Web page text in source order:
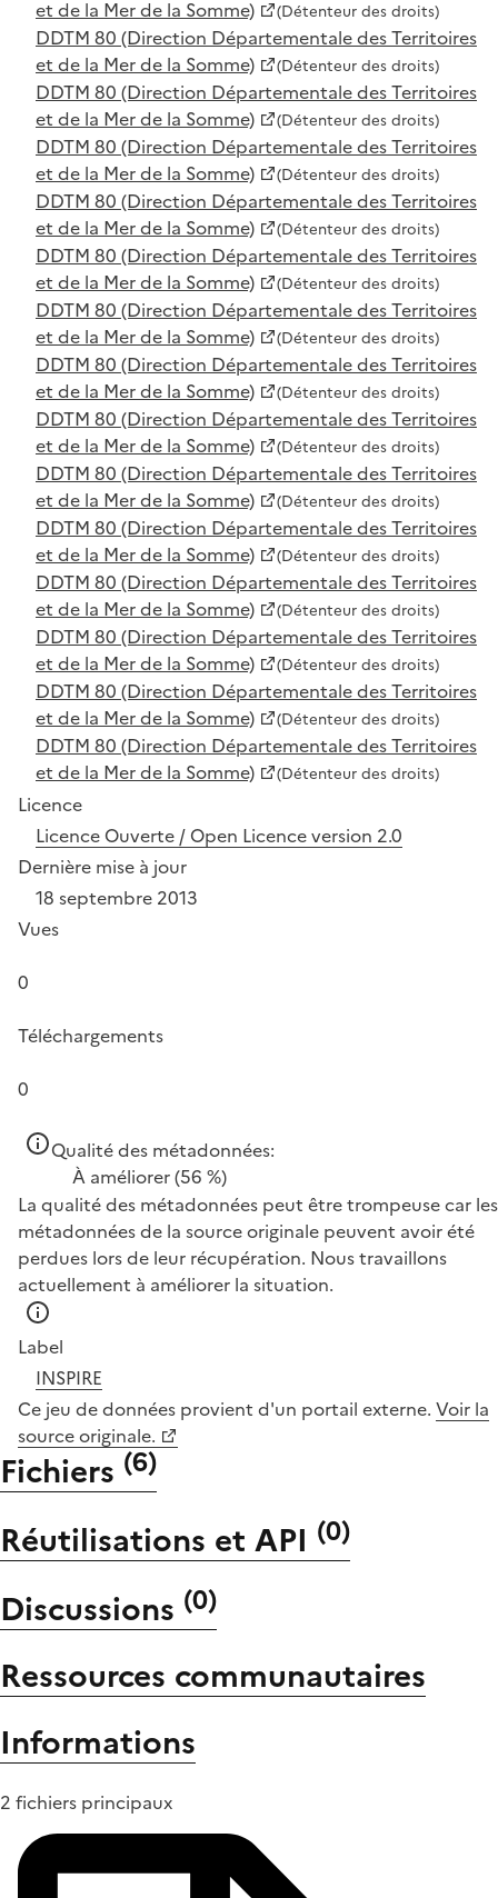
et de la Mer de la Somme) (Détenteur des droits)
DDTM 80 (Direction Départementale des Territoires
et de la Mer de la Somme)
(Détenteur des droits)
DDTM 80 (Direction Départementale des Territoires
et de la Mer de la Somme)
(Détenteur des droits)
DDTM 80 (Direction Départementale des Territoires
et de la Mer de la Somme)
(Détenteur des droits)
DDTM 80 (Direction Départementale des Territoires
et de la Mer de la Somme)
(Détenteur des droits)
DDTM 80 (Direction Départementale des Territoires
et de la Mer de la Somme)
(Détenteur des droits)
DDTM 80 (Direction Départementale des Territoires
et de la Mer de la Somme)
(Détenteur des droits)
DDTM 80 (Direction Départementale des Territoires
et de la Mer de la Somme)
(Détenteur des droits)
DDTM 80 (Direction Départementale des Territoires
et de la Mer de la Somme)
(Détenteur des droits)
DDTM 80 (Direction Départementale des Territoires
et de la Mer de la Somme)
(Détenteur des droits)
DDTM 80 (Direction Départementale des Territoires
et de la Mer de la Somme)
(Détenteur des droits)
DDTM 80 (Direction Départementale des Territoires
et de la Mer de la Somme)
(Détenteur des droits)
DDTM 80 (Direction Départementale des Territoires
et de la Mer de la Somme)
(Détenteur des droits)
DDTM 80 (Direction Départementale des Territoires
et de la Mer de la Somme)
(Détenteur des droits)
DDTM 80 (Direction Départementale des Territoires
et de la Mer de la Somme)
(Détenteur des droits)
Licence
Licence Ouverte / Open Licence version 2.0
Dernière mise à jour
18 septembre 2013
Vues
0
Téléchargements
0
Qualité des métadonnées:
À améliorer(56 %)
La qualité des métadonnées peut être trompeuse car les
métadonnées de la source originale peuvent avoir été
perdues lors de leur récupération. Nous travaillons
actuellement à améliorer la situation.
Label
INSPIRE
Ce jeu de données provient d'un portail externe. Voir la
source originale.
Fichiers (6)
Réutilisations et API (0)
Discussions (0)
Ressources communautaires
Informations
2 fichiers principaux